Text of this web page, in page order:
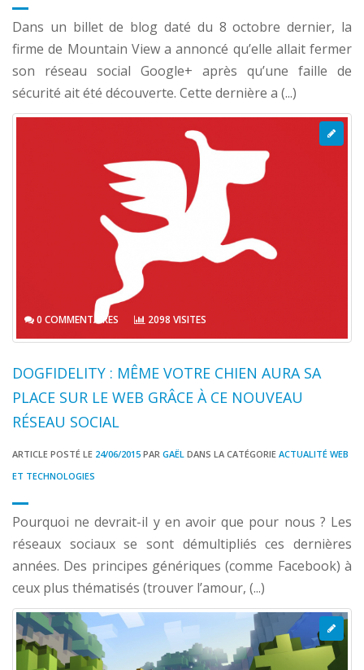
Dans un billet de blog daté du 8 octobre dernier, la
firme de Mountain View a annoncé qu’elle allait fermer
son réseau social Google+ après qu’une faille de
sécurité ait été découverte. Cette dernière a (...)
0 COMMENTAIRES 2098 VISITES
DOGFIDELITY : MÊME VOTRE CHIEN AURA SA
PLACE SUR LE WEB GRÂCE À CE NOUVEAU
RÉSEAU SOCIAL
ARTICLE POSTÉ LE 24/06/2015 PAR GAËL DANS LA CATÉGORIE ACTUALITÉ WEB
ET TECHNOLOGIES
Pourquoi ne devrait-il y en avoir que pour nous ? Les
réseaux sociaux se sont démultipliés ces dernières
années. Des principes génériques (comme Facebook) à
ceux plus thématisés (trouver l’amour, (...)